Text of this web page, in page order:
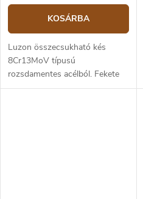
KOSÁRBA
Luzon összecsukható kés
8Cr13MoV típusú
rozsdamentes acélból. Fekete
penge, 15,2 cm hosszú. GFN